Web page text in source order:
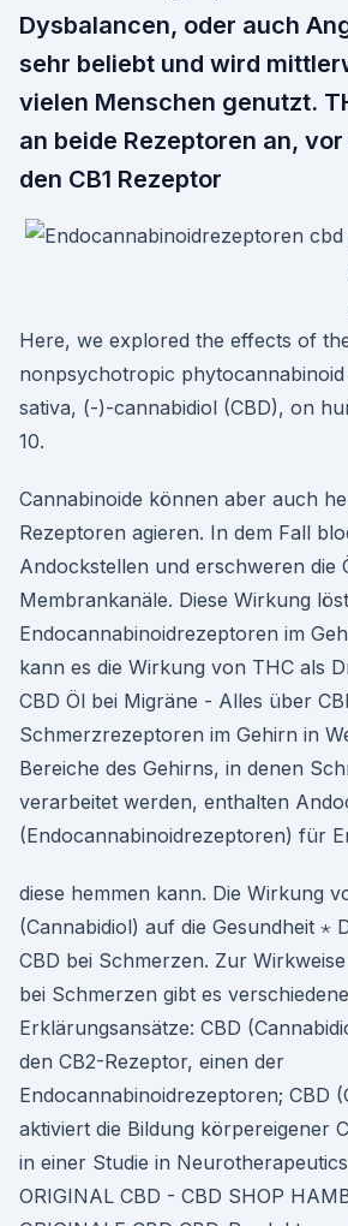
Dysbalancen, oder auch
sehr beliebt und wird
vielen Menschen genutzt.
an beide Rezeptoren an,
den CB1 Rezeptor
Here, we explored the effects of
nonpsychotropic phytocannabinoid
sativa, (-)-cannabidiol (CBD), on
10.
Cannabinoide können aber auch
Rezeptoren agieren. In dem Fall
Andockstellen und erschweren die
Membrankanäle. Diese Wirkung
Endocannabinoidrezeptoren im
kann es die Wirkung von THC als
CBD Öl bei Migräne - Alles über
Schmerzrezeptoren im Gehirn in
Bereiche des Gehirns, in denen
verarbeitet werden, enthalten
(Endocannabinoidrezeptoren) für
diese hemmen kann. Die Wirkung
(Cannabidiol) auf die Gesundheit ⋆
CBD bei Schmerzen. Zur
bei Schmerzen gibt es verschiedene
Erklärungsansätze: CBD
den CB2-Rezeptor, einen der
Endocannabinoidrezeptoren; CBD
aktiviert die Bildung körpereigener
in einer Studie in
ORIGINAL CBD - CBD SHOP